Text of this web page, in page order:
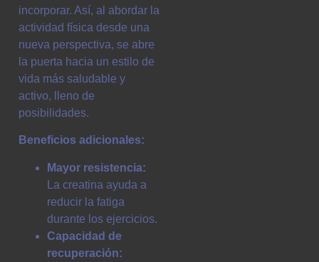
incorporar. Así, al abordar la
actividad física desde una
nueva perspectiva, se abre
la puerta hacia un estilo de
vida más saludable y
activo, lleno de
posibilidades.
Beneficios adicionales:
Mayor resistencia:
La creatina ayuda a
reducir la fatiga
durante los ejercicios.
Capacidad de
recuperación: